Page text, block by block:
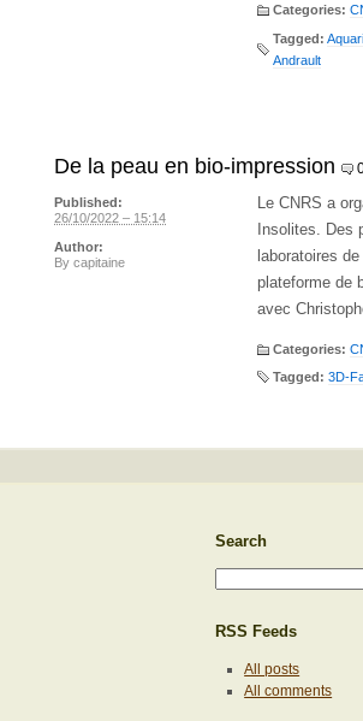
Categories:
Tagged:
Andrault
De la peau en bio-impression
Le CNRS a
Insolites. Des
laboratoires
plateforme de
avec
Categories:
Tagged: 3D-
Published:
26/10/2022 – 15:14
Author:
By capitaine
Search
RSS Feeds
All posts
All comments